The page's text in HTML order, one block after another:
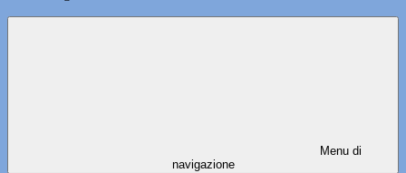
Menu di
navigazione